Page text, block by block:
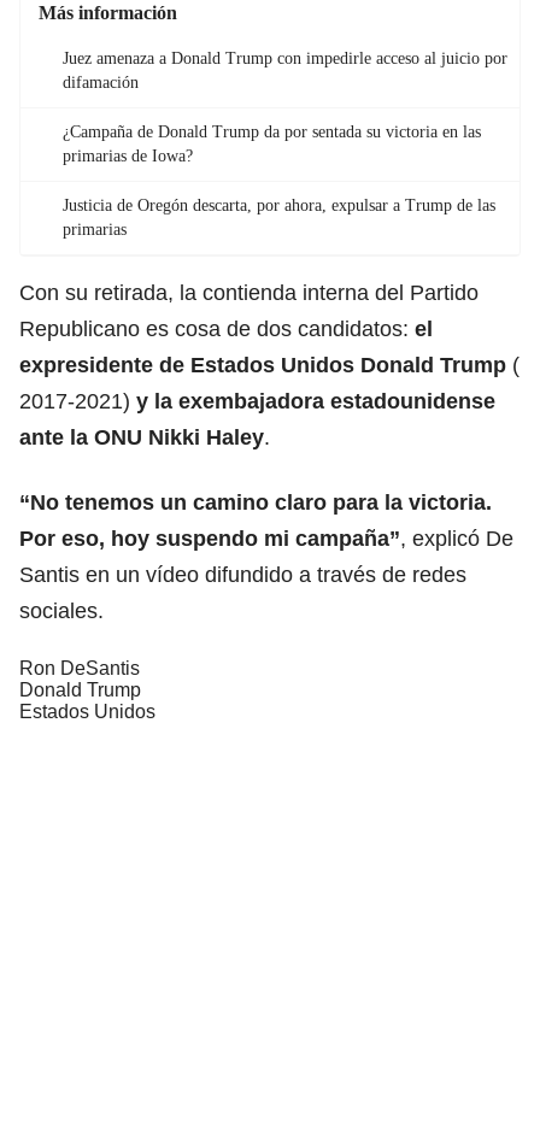
Más información
Juez amenaza a Donald Trump con impedirle acceso al juicio por
difamación
¿Campaña de Donald Trump da por sentada su victoria en las
primarias de Iowa?
Justicia de Oregón descarta, por ahora, expulsar a Trump de las
primarias
Con su retirada, la contienda interna del Partido
Republicano es cosa de dos candidatos: el
expresidente de Estados Unidos Donald Trump (
2017-2021) y la exembajadora estadounidense
ante la ONU Nikki Haley.
“No tenemos un camino claro para la victoria.
Por eso, hoy suspendo mi campaña”, explicó De
Santis en un vídeo difundido a través de redes
sociales.
Ron DeSantis
Donald Trump
Estados Unidos